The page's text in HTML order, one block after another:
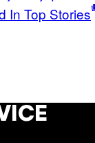
In Top Stories